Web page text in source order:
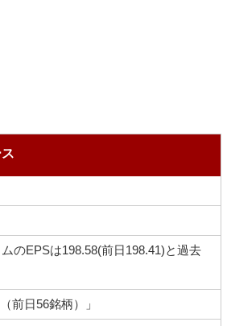
のEPSは198.58(前日198.41)と過去
前日56銘柄）」